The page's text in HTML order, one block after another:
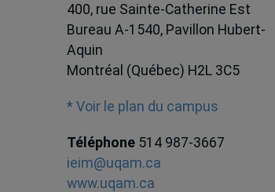
400, rue Sainte-Catherine Est
Bureau A-1540, Pavillon Hubert-
Aquin
Montréal (Québec) H2L 3C5
* Voir le plan du campus
Téléphone 514 987-3667
ieim@uqam.ca
www.uqam.ca